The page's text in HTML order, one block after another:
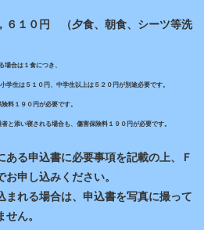
円 （夕食、朝食、シーツ等洗
は１食につき、
１０円、中学生以上は５２０円が別途必要です。
９０円が必要です。
される場合も、傷害保険料１９０円が必要です。
る申込書に必要事項を記載の上、Ｆ
お申し込みください。
合は、申込書を写真に撮って
ん。